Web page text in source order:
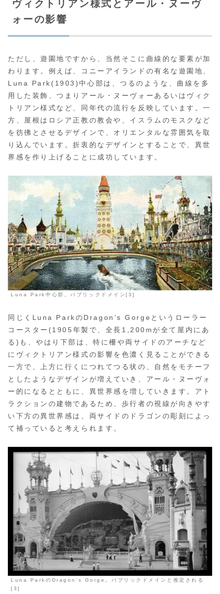
ヴィクトリアン様式とアール・ヌーヴ
ォーの影響
ただし、遊園地ですから、当然そこに曲線的な要素が加
わります。例えば、コニーアイランドの有名な遊園地、
Luna Park(1903)中心部は、つるのような、曲線を多
用した装飾、つまりアール・ヌーヴォーあるいはヴィク
トリアン様式など、同年代の流行を反映しています。一
方、屋根はロシア正教の教会や、イスラムのモスクなど
を彷彿とさせるデザインで、オリエンタルな雰囲気を取
り込んでいます。折衷的なデザインとすることで、異世
界感を作り上げることに成功しています。
Luna Park中心部。パブリックドメイン[3]
同じくLuna ParkのDragon’s Gorgeというローラー
コースター(1905年製で、全長1,200mが全て屋内にあ
る)も、やはり下部は、特に柵や両サイドのアーチなど
にヴィクトリアン様式の影響を色濃く見ることができる
一方で、上方に行くにつれてつる状の、自然をモチーフ
としたようなデザインが増えていき、アール・ヌーヴォ
ー的になるとともに、異世界感を増していきます。アト
ラクションの建物であるため、歩行者の視線が向きやす
い下方の異世界感は、両サイドのドラゴンの彫刻によっ
て補っていると考えられます。
Luna ParkのDragon’s Gorge。パブリックドメインと推定される
[3]